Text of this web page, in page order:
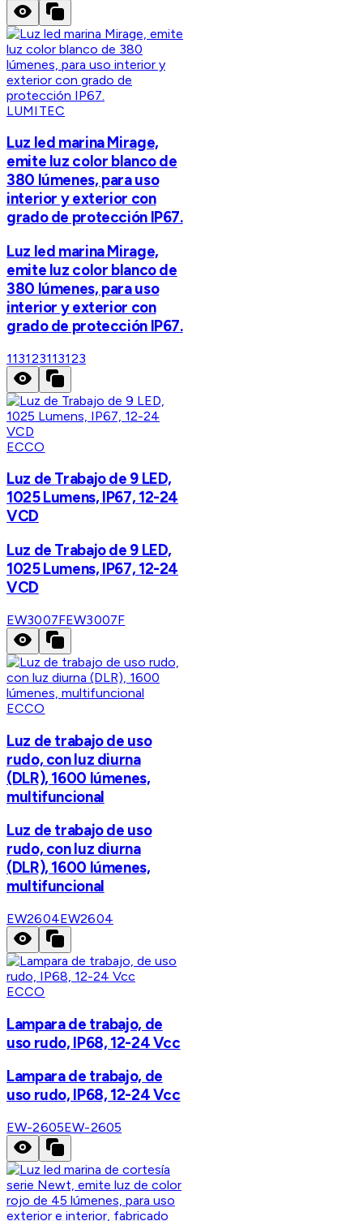
LUMITEC
Luz led marina Mirage,
emite luz color blanco de
380 lúmenes, para uso
interior y exterior con
grado de protección IP67.
Luz led marina Mirage,
emite luz color blanco de
380 lúmenes, para uso
interior y exterior con
grado de protección IP67.
113123113123
ECCO
Luz de Trabajo de 9 LED,
1025 Lumens, IP67, 12-24
VCD
Luz de Trabajo de 9 LED,
1025 Lumens, IP67, 12-24
VCD
EW3007FEW3007F
ECCO
Luz de trabajo de uso
rudo, con luz diurna
(DLR), 1600 lúmenes,
multifuncional
Luz de trabajo de uso
rudo, con luz diurna
(DLR), 1600 lúmenes,
multifuncional
EW2604EW2604
ECCO
Lampara de trabajo, de
uso rudo, IP68, 12-24 Vcc
Lampara de trabajo, de
uso rudo, IP68, 12-24 Vcc
EW-2605EW-2605